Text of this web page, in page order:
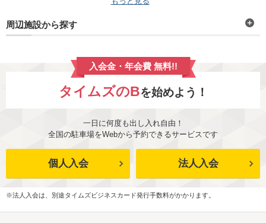
周辺施設から探す
入会金・年会費 無料!!
タイムズのBを始めよう！
一日に何度も出し入れ自由！
全国の駐車場をWebから予約できるサービスです
個人入会 法人入会
※法人入会は、別途タイムズビジネスカード発行手数料がかかります。